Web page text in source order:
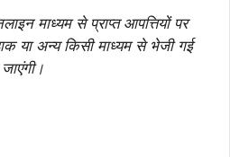
माध्यम से प्राप्त आपत्तियों पर
या अन्य किसी माध्यम से भेजी गई